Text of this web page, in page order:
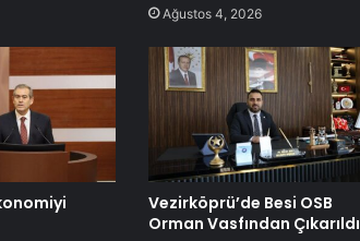
Ağustos 4, 2026
Vezirköprü’de Besi OSB
Orman Vasfından Çıkarıldı